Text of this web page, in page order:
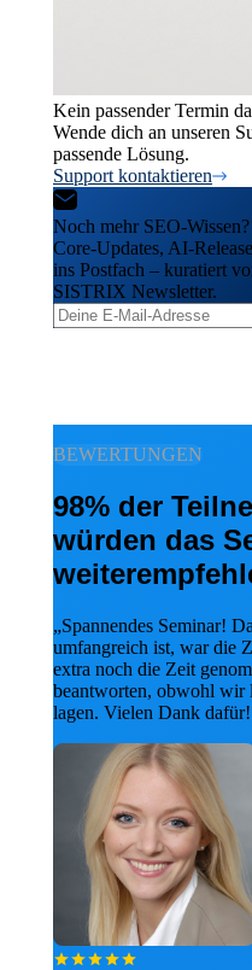
Kein passender Termin
Wende dich an unseren
passende Lösung.
Support kontaktieren
Noch mehr SEO-Wissen?
Core-Updates, AI-
ins Postfach – kuratiert
SISTRIX Newsletter.
BEWERTUNGEN
98% der
würden das
„Spannendes Seminar!
umfangreich ist, war die
extra noch die Zeit
beantworten, obwohl wir
lagen. Vielen Dank